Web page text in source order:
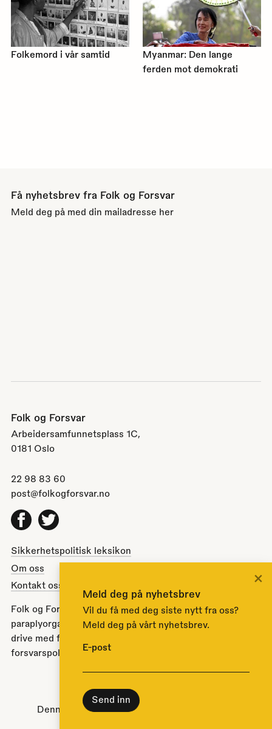
Folkemord i vår samtid
Myanmar: Den lange
ferden mot demokrati
Få nyhetsbrev fra Folk og Forsvar
Meld deg på med din mailadresse her
Folk og Forsvar
Arbeidersamfunnetsplass 1C,
0181 Oslo
22 98 83 60
post@folkogforsvar.no
Facebook
Twitter
Sikkerhetspolitisk leksikon
Om oss
Kontakt oss
Folk og Forsvar er en partipolitisk nøytral
paraplyorganisasjon opprettet av Stortinget i 1951 for å
drive med folkeopplysning om norsk sikkerhets- og
forsvarspolitikk.
Denne nettsiden bruker
Meld deg på nyhetsbrev
Vil du få med deg siste nytt fra oss?
Meld deg på vårt nyhetsbrev.
E-post
×